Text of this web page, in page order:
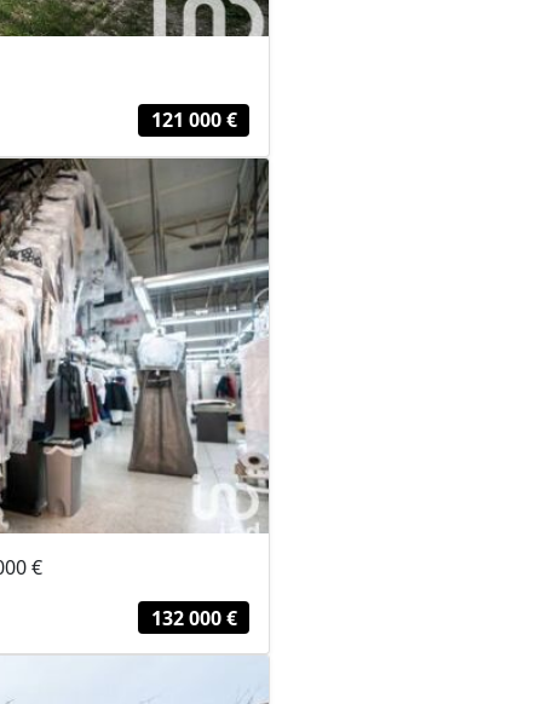
121 000 €
€
132 000 €